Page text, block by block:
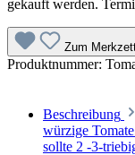
gekauft werden.
Zum
Produktnummer:
Beschreibung
würzige
sollte 2 -3-